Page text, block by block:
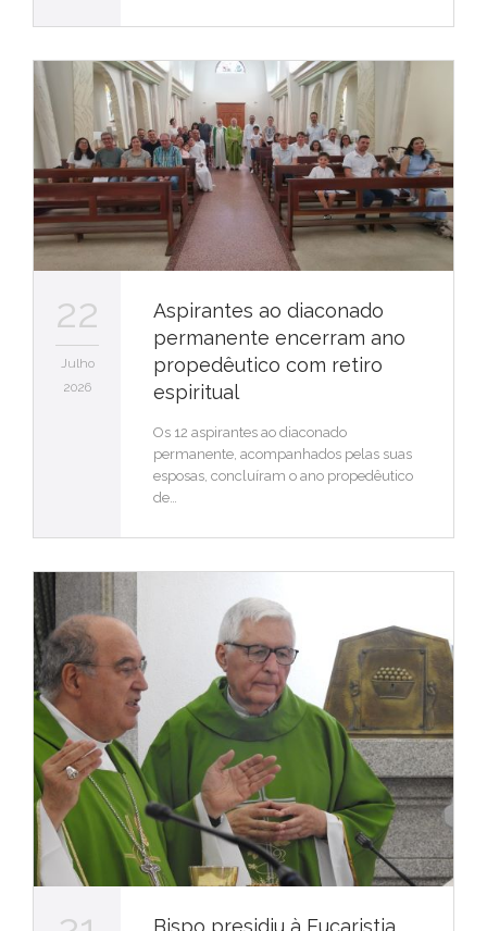
22
Julho
2026
Aspirantes ao diaconado
permanente encerram ano
propedêutico com retiro
espiritual
Os 12 aspirantes ao diaconado
permanente, acompanhados pelas suas
esposas, concluíram o ano propedêutico
de…
Bispo presidiu à Eucaristia